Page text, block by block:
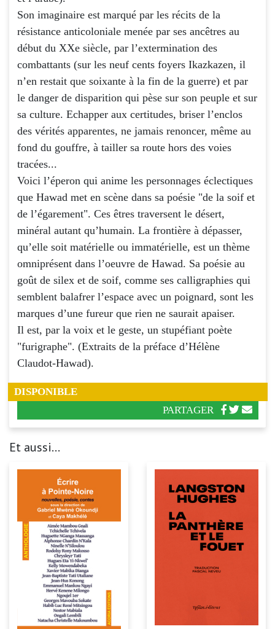
Son imaginaire est marqué par les récits de la
résistance anticoloniale menée par ses ancêtres au
début du XXe siècle, par l’extermination des
combattants (sur les neuf cents foyers Ikazkazen, il
n’en restait que soixante à la fin de la guerre) et par
le danger de disparition qui pèse sur son peuple et sur
sa culture. Echapper aux certitudes, briser l’enclos
des vérités apparentes, ne jamais renoncer, même au
fond du gouffre, à tailler sa route hors des voies
tracées...
Voici l’éperon qui anime les personnages éclectiques
que Hawad met en scène dans sa poésie "de la soif et
de l’égarement". Ces êtres traversent le désert,
minéral autant qu’humain. La frontière à dépasser,
qu’elle soit matérielle ou immatérielle, est un thème
omniprésent dans l’oeuvre de Hawad. Sa poésie au
goût de silex et de soif, comme ses calligraphies qui
semblent balafrer l’espace avec un poignard, sont les
marques d’une fureur que rien ne saurait apaiser.
Il est, par la voix et le geste, un stupéfiant poète
"furigraphe". (Extraits de la préface d’Hélène
Claudot-Hawad).
DISPONIBLE
PARTAGER
Et aussi...